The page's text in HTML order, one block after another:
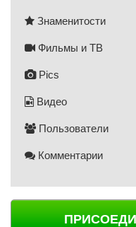
Знаменитости
Фильмы и ТВ
Pics
Видео
Пользователи
Комментарии